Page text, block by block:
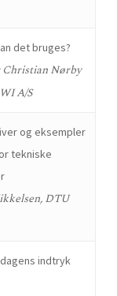
det bruges?
Christian Nørby
A/S
og eksempler
tekniske
DTU
indtryk